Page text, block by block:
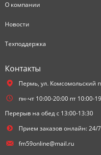
О компании
Новости
Техподдержка
Контакты
Пермь, ул. Комсомольский
пн-чт 10:00-20:00 пт 10:00-
Перерыв на обед с 13:00-13:30
Прием заказов онлайн: 24/7
fm59online@mail.ru